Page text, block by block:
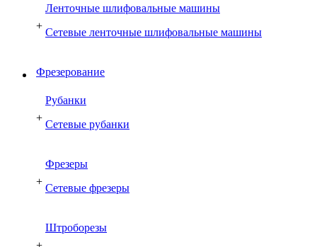
+
Ленточные шлифовальные машины
Сетевые ленточные шлифовальные машины
Фрезерование
+
Рубанки
Сетевые рубанки
+
Фрезеры
Сетевые фрезеры
Штроборезы